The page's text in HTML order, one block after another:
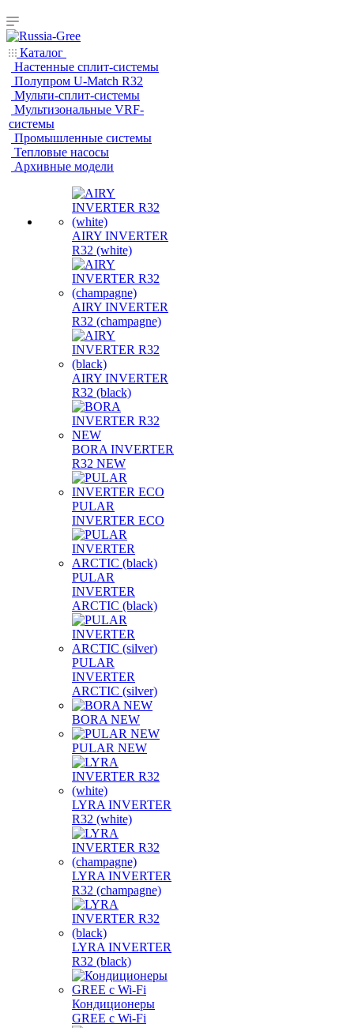
Каталог
Настенные сплит-системы
Полупром U-Match R32
Мульти-сплит-системы
Мультизональные VRF-
системы
Промышленные системы
Тепловые насосы
Архивные модели
AIRY INVERTER
R32 (white)
AIRY INVERTER
R32 (champagne)
AIRY INVERTER
R32 (black)
BORA INVERTER
R32 NEW
PULAR
INVERTER ECO
PULAR
INVERTER
ARCTIC (black)
PULAR
INVERTER
ARCTIC (silver)
BORA NEW
PULAR NEW
LYRA INVERTER
R32 (white)
LYRA INVERTER
R32 (champagne)
LYRA INVERTER
R32 (black)
Кондиционеры
GREE с Wi-Fi